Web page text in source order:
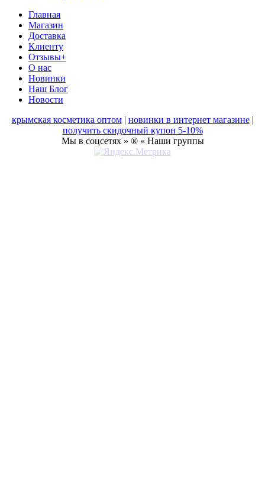
Главная
Магазин
Доставка
Клиенту
Отзывы+
О нас
Новинки
Наш Блог
Новости
крымская косметика оптом| новинки в интернет магазине|
получить скидочный купон 5-10%
Мы в соцсетях » ® « Наши группы